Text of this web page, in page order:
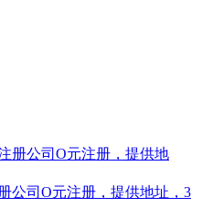
公司O元注册，提供地址，3